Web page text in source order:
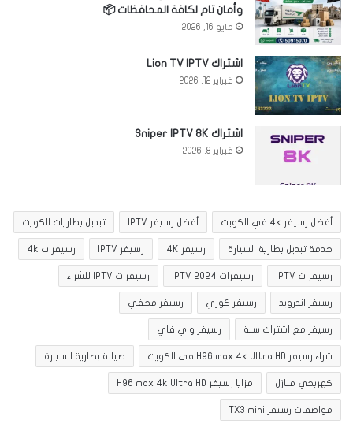
وأمان تام لكافة المحافظات 📦
مايو 16, 2026
اشتراك Lion TV IPTV
فبراير 12, 2026
اشتراك Sniper IPTV 8K
فبراير 8, 2026
أفضل رسيفر 4k في الكويت أفضل رسيفر IPTV تبديل بطاريات الكويت
خدمة تبديل بطارية السيارة رسيفر 4K رسيفر IPTV رسيفرات 4k
رسيفرات IPTV رسيفرات IPTV 2024 رسيفرات IPTV للشراء
رسيفر اندرويد رسيفر كوري رسيفر مخفي
رسيفر مع اشتراك سنة رسيفر واي فاي
شراء رسيفر H96 max 4k Ultra HD في الكويت صيانة بطارية السيارة
كهربجي منازل مزايا رسيفر H96 max 4k Ultra HD
مواصفات رسيفر TX3 mini